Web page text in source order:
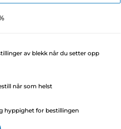
av blekk når du setter opp
når som helst
hyppighet for bestillingen